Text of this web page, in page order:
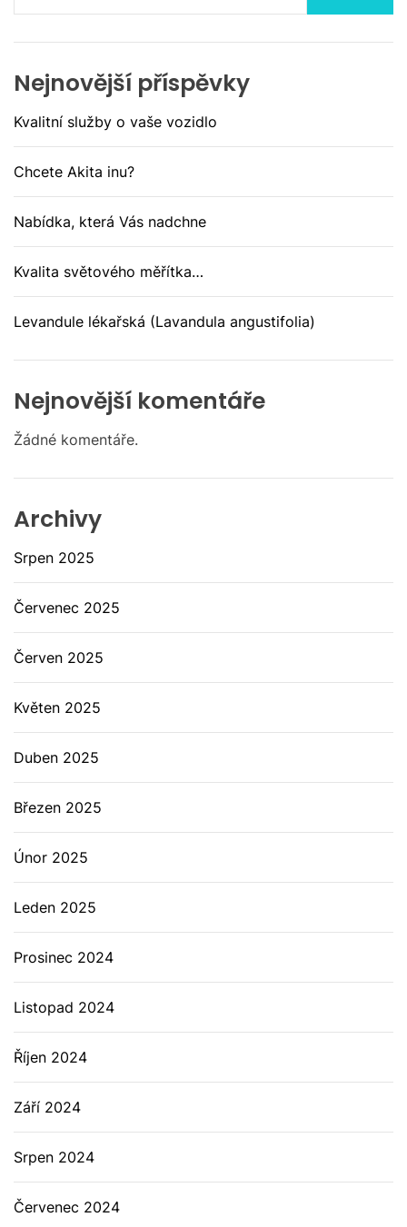
Nejnovější příspěvky
Kvalitní služby o vaše vozidlo
Chcete Akita inu?
Nabídka, která Vás nadchne
Kvalita světového měřítka…
Levandule lékařská (Lavandula angustifolia)
Nejnovější komentáře
Žádné komentáře.
Archivy
Srpen 2025
Červenec 2025
Červen 2025
Květen 2025
Duben 2025
Březen 2025
Únor 2025
Leden 2025
Prosinec 2024
Listopad 2024
Říjen 2024
Září 2024
Srpen 2024
Červenec 2024